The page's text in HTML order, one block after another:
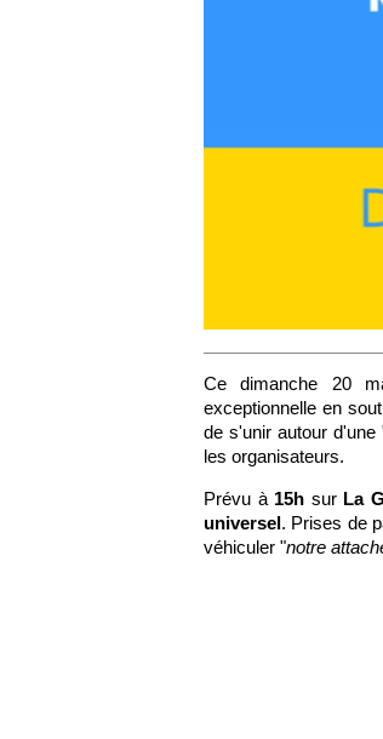
Ce dimanche 20
exceptionnelle en
de s'unir autour d'une
les organisateurs.
Prévu à 15h sur La
universel. Prises de
véhiculer "notre